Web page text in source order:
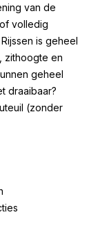
van de
volledig
is geheel
zithoogte en
geheel
draaibaar?
(zonder